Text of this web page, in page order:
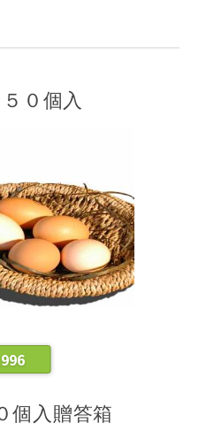
０個入
入贈答箱